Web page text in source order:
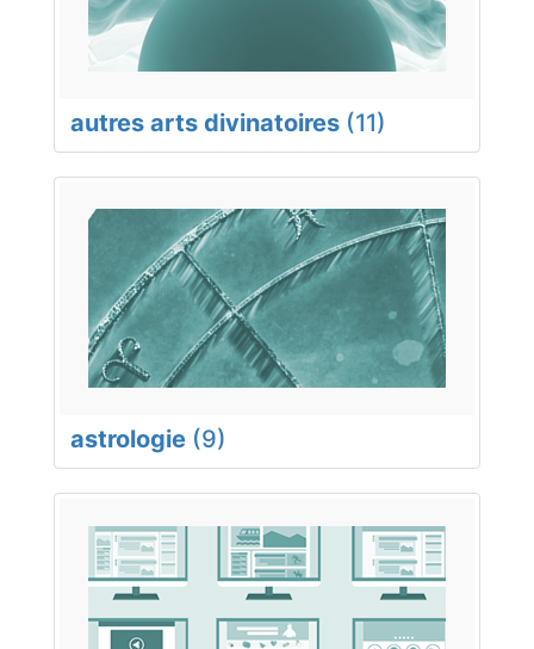
autres arts divinatoires (11)
astrologie (9)